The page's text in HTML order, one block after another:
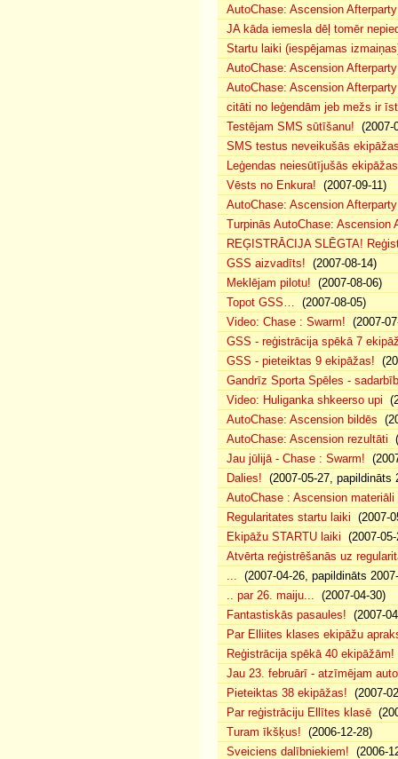
AutoChase: Ascension
JA kāda iemesla dēļ tomēr
Startu laiki (iespējamas
AutoChase: Ascension
AutoChase: Ascension
citāti no leģendām jeb mežs ir
Testējam SMS sūtīšanu! (2007-
SMS testus neveikušās
Leģendas neiesūtījušās ekipāžas
Vēsts no Enkura! (2007-09-11)
AutoChase: Ascension
Turpinās AutoChase: Ascension
REĢISTRĀCIJA SLĒGTA!
GSS aizvadīts! (2007-08-14)
Meklējam pilotu! (2007-08-06)
Topot GSS… (2007-08-05)
Video: Chase : Swarm! (2007-
GSS - reģistrācija spēkā 7
GSS - pieteiktas 9 ekipāžas!
Gandrīz Sporta Spēles -
Video: Huliganka shkeerso upi
AutoChase: Ascension bildēs
AutoChase: Ascension rezultāti
Jau jūlijā - Chase : Swarm!
Dalies! (2007-05-27, papildināts
AutoChase : Ascension materiāli
Regularitates startu laiki (2007-
Ekipāžu STARTU laiki (2007-
Atvērta reģistrēšanās uz
... (2007-04-26, papildināts
.. par 26. maiju... (2007-04-30)
Fantastiskās pasaules! (2007-
Par Elliites klases ekipāžu
Reģistrācija spēkā 40 ekipāžām!
Jau 23. februārī - atzīmējam
Pieteiktas 38 ekipāžas! (2007-
Par reģistrāciju Ellītes klasē
Turam īkšķus! (2006-12-28)
Sveiciens dalībniekiem! (2006-